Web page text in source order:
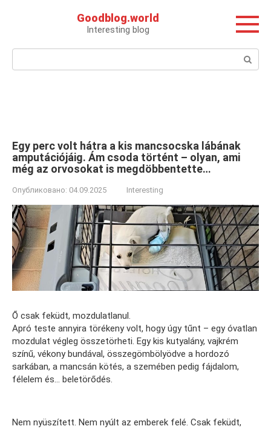
Goodblog.world
Interesting blog
Поиск:
Egy perc volt hátra a kis mancsocska lábának
amputációjáig. Ám csoda történt – olyan, ami
még az orvosokat is megdöbbentette…
Опубликовано: 04.09.2025 Interesting
Ő csak feküdt, mozdulatlanul.
Apró teste annyira törékeny volt, hogy úgy tűnt – egy óvatlan
mozdulat végleg összetörheti. Egy kis kutyalány, vajkrém
színű, vékony bundával, összegömbölyödve a hordozó
sarkában, a mancsán kötés, a szemében pedig fájdalom,
félelem és… beletörődés.
Nem nyüszített. Nem nyúlt az emberek felé. Csak feküdt,